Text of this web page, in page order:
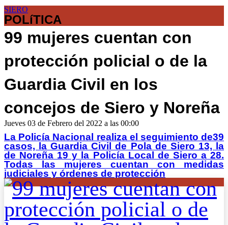
SIERO
POLíTICA
99 mujeres cuentan con
protección policial o de la
Guardia Civil en los
concejos de Siero y Noreña
Jueves 03 de Febrero del 2022 a las 00:00
La Policía Nacional realiza el seguimiento de39
casos, la Guardia Civil de Pola de Siero 13, la
de Noreña 19 y la Policía Local de Siero a 28.
Todas las mujeres cuentan con medidas
judiciales y órdenes de protección